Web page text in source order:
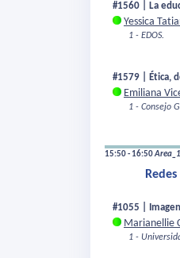
#1560 | La
Yessica
1 - EDOS.
#1579 | Ética,
Emiliana
1 - Consejo
15:50 - 16:50
#1055 |
Marianellie
1 -